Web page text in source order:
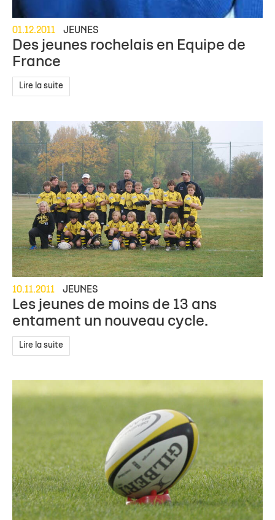
01.12.2011 JEUNES
Des jeunes rochelais en Equipe de
France
Lire la suite
10.11.2011 JEUNES
Les jeunes de moins de 13 ans
entament un nouveau cycle.
Lire la suite